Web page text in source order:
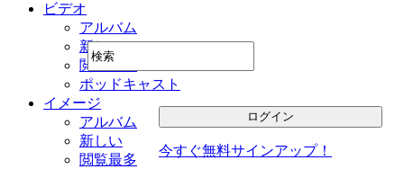
ビデオ
アルバム
新しい
閲覧最多
ポッドキャスト
イメージ
アルバム
新しい
閲覧最多
今すぐ無料サインアップ！